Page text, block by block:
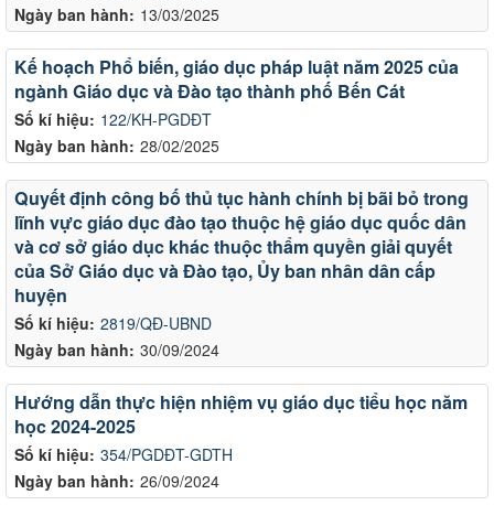
Ngày ban hành: 13/03/2025
Số kí hiệu: 122/KH-PGDĐT
Ngày ban hành: 28/02/2025
Kế hoạch Phổ biến, giáo dục pháp luật năm 2025 của
ngành Giáo dục và Đào tạo thành phố Bến Cát
Số kí hiệu: 2819/QĐ-UBND
Ngày ban hành: 30/09/2024
Quyết định công bố thủ tục hành chính bị bãi bỏ trong
lĩnh vực giáo dục đào tạo thuộc hệ giáo dục quốc dân
và cơ sở giáo dục khác thuộc thẩm quyền giải quyết
của Sở Giáo dục và Đào tạo, Ủy ban nhân dân cấp
huyện
Số kí hiệu: 354/PGDĐT-GDTH
Ngày ban hành: 26/09/2024
Hướng dẫn thực hiện nhiệm vụ giáo dục tiểu học năm
học 2024-2025